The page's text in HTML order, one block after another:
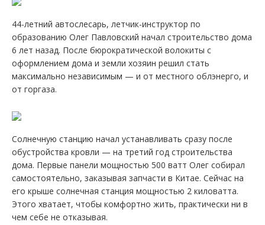
44-летний автослесарь, летчик-инструктор по
образованию Олег Павловский начал строительство дома
6 лет назад. После бюрократической волокиты с
оформлением дома и земли хозяин решил стать
максимально независимым — и от местного облэнерго, и
от горгаза.
Солнечную станцию начал устанавливать сразу после
обустройства кровли — на третий год строительства
дома. Первые панели мощностью 500 ватт Олег собирал
самостоятельно, заказывая запчасти в Китае. Сейчас на
его крыше солнечная станция мощностью 2 киловатта.
Этого хватает, чтобы комфортно жить, практически ни в
чем себе не отказывая.